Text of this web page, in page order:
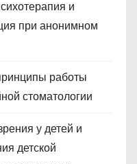
и
при анонимном
работы
стоматологии
у детей и
детской